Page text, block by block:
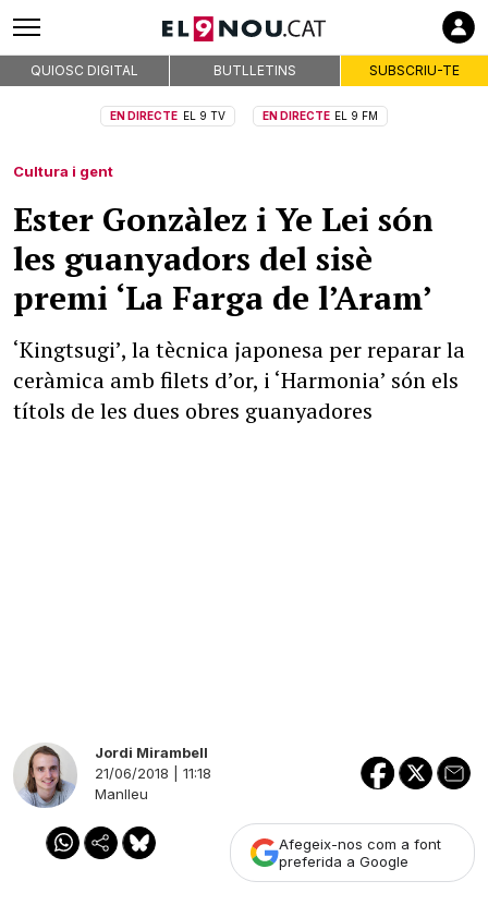
QUIOSC DIGITAL BUTLLETINS SUBSCRIU-TE
EN DIRECTE EL 9 TV EN DIRECTE EL 9 FM
Cultura i gent
Ester Gonzàlez i Ye Lei són
les guanyadors del sisè
premi ‘La Farga de l’Aram’
‘Kingtsugi’, la tècnica japonesa per reparar la
ceràmica amb filets d’or, i ‘Harmonia’ són els
títols de les dues obres guanyadores
Jordi Mirambell
21/06/2018 | 11:18
Manlleu
Afegeix-nos com a font
preferida a Google